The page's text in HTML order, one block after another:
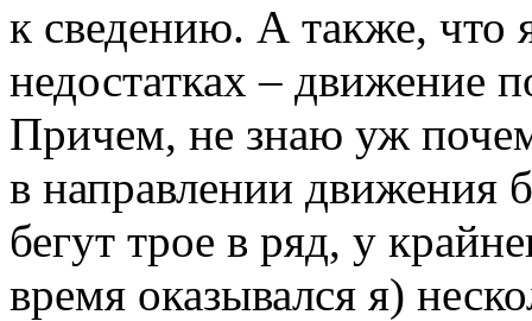
к сведению. А также, что
недостатках – движение
Причем, не знаю уж
в направлении движения
бегут трое в ряд, у
время оказывался я)